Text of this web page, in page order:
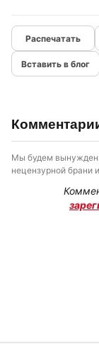
Вставить в блог
Мы будем
нецензурной брани